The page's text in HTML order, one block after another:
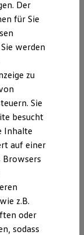
Sie den
Der
für Sie
werden
zu
Sie
besucht
Inhalte
auf einer
z.B.
oder
sodass